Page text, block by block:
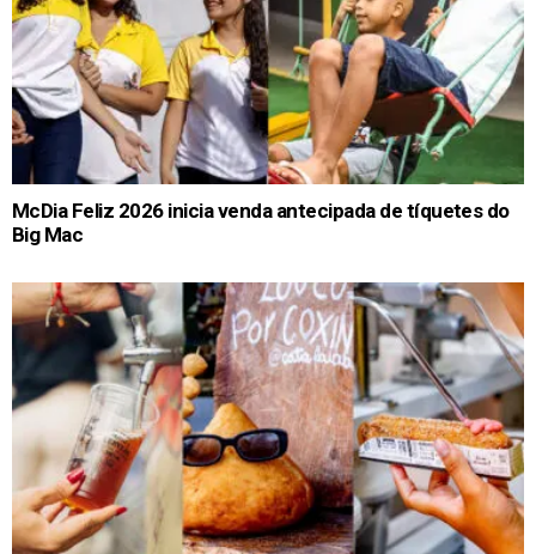
McDia Feliz 2026 inicia venda antecipada de tíquetes do
Big Mac